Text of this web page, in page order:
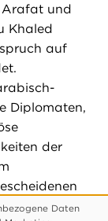
Arafat und
Khaled
auf
Diplomaten,
der
bei
Daten